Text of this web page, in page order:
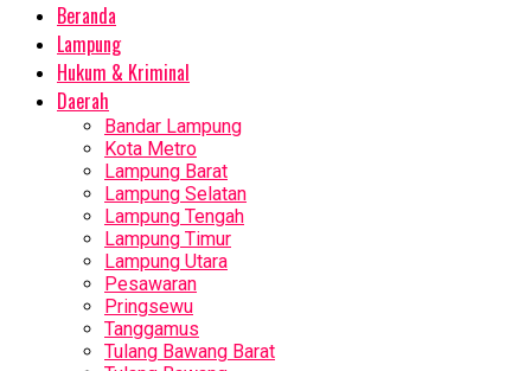
Beranda
Lampung
Hukum & Kriminal
Daerah
Bandar Lampung
Kota Metro
Lampung Barat
Lampung Selatan
Lampung Tengah
Lampung Timur
Lampung Utara
Pesawaran
Pringsewu
Tanggamus
Tulang Bawang Barat